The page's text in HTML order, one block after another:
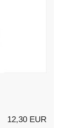
12,30 EUR